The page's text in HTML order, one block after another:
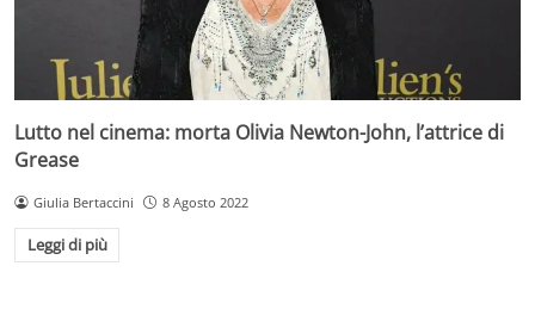
Lutto nel cinema: morta Olivia Newton-John, l’attrice di
Grease
Giulia Bertaccini 8 Agosto 2022
Leggi di più